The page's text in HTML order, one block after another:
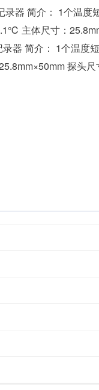
录器 简介： 1个温度
主体尺寸：
器 简介： 1个温度
探头尺